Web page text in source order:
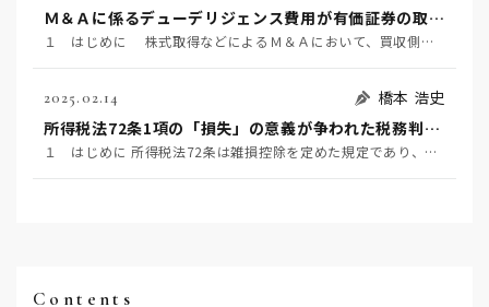
Ｍ＆Ａに係るデューデリジェンス費用が有価証券の取得価額に含まれるか否かが争われた事例 ～国税不服審判所令和6年1月24日裁決～
１ はじめに 株式取得などによるＭ＆Ａにおいて、買収側が対象企業の価値やリスク等を事前に調査するこ…
2025.02.14
橋本 浩史
所得税法72条1項の「損失」の意義が争われた税務判決 ～東京地裁令和6年1月23日判決～
１ はじめに 所得税法72条は雑損控除を定めた規定であり、同条1項は、居住者又はその者と生計を一にす…
Contents